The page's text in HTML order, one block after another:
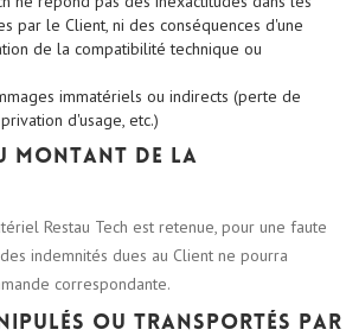
par le Client, ni des conséquences d'une
de la compatibilité technique ou
immatériels ou indirects (perte de
d'usage, etc.)
montant de la
Restau Tech est retenue, pour une faute
indemnités dues au Client ne pourra
correspondante.
ou transportés par